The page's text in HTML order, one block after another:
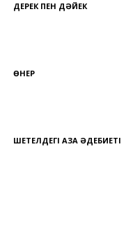
ДЕРЕК ПЕН ДӘЙЕК
ӨНЕР
ШЕТЕЛДЕГІ ҚАЗАҚ ӘДЕБИЕТІ